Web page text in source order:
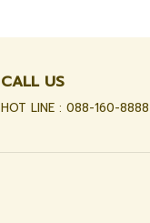
CALL US
HOT LINE : 088-160-8888